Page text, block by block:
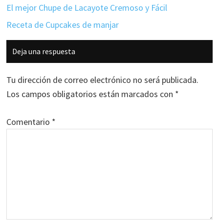
El mejor Chupe de Lacayote Cremoso y Fácil
Receta de Cupcakes de manjar
Interacciones
con
los
lectores
Deja una respuesta
Tu dirección de correo electrónico no será publicada.
Los campos obligatorios están marcados con *
Comentario *